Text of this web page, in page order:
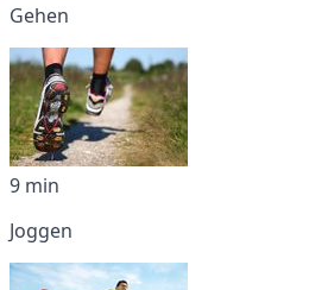
Gehen
9 min
Joggen